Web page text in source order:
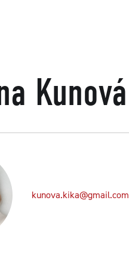
Kunová
kunova.kika@gmail.com